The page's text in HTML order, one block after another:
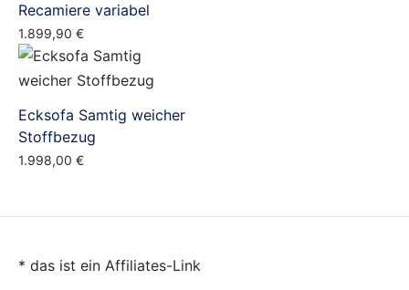
Recamiere variabel
1.899,90 €
Ecksofa Samtig weicher
Stoffbezug
1.998,00 €
* das ist ein Affiliates-Link